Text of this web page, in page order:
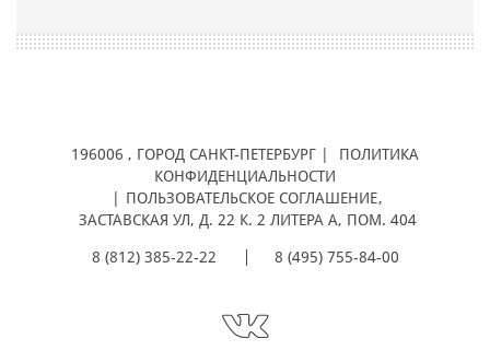
196006 , ГОРОД САНКТ-ПЕТЕРБУРГ |
ПОЛИТИКА
КОНФИДЕНЦИАЛЬНОСТИ
ПОЛЬЗОВАТЕЛЬСКОЕ СОГЛАШЕНИЕ,
ЗАСТАВСКАЯ УЛ, Д. 22 К. 2 ЛИТЕРА А, ПОМ. 404
8 (812) 385-22-22 8 (495) 755-84-00